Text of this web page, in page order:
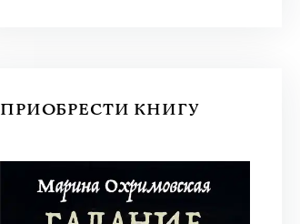
ПРИОБРЕСТИ КНИГУ